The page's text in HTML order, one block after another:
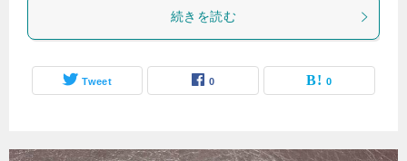
続きを読む
Tweet 0 0